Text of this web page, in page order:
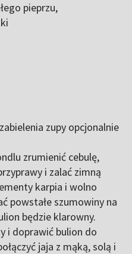
pieprzu,
zupy opcjonalnie
zrumienić cebulę,
i zalać zimną
karpia i wolno
powstałe szumowiny na
będzie klarowny.
i doprawić bulion do
jaja z mąką, solą i